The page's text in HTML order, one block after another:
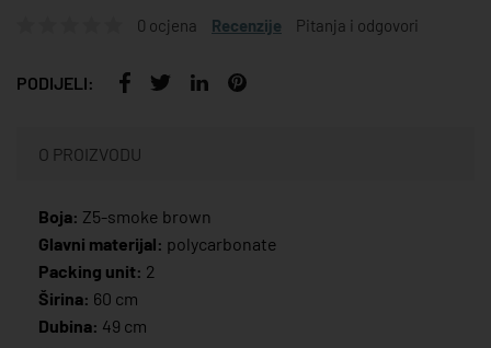
0 ocjena Recenzije Pitanja i odgovori
PODIJELI:
O PROIZVODU
Boja: Z5-smoke brown
Glavni materijal: polycarbonate
Packing unit: 2
Širina: 60 cm
Dubina: 49 cm